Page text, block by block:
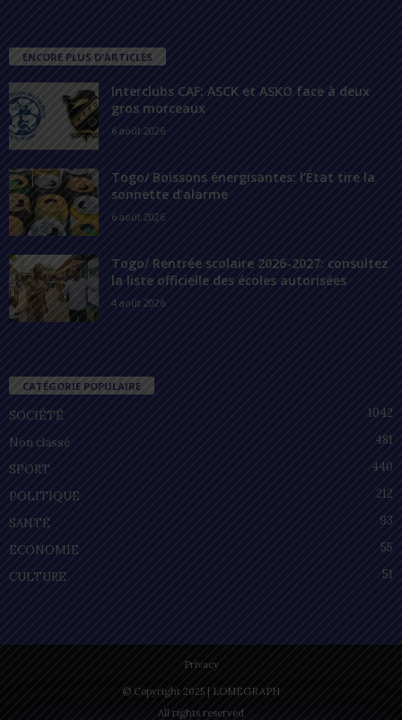
ENCORE PLUS D'ARTICLES
Interclubs CAF: ASCK et ASKO face à deux
gros morceaux
6 août 2026
Togo/ Boissons énergisantes: l’État tire la
sonnette d’alarme
6 août 2026
Togo/ Rentrée scolaire 2026-2027: consultez
la liste officielle des écoles autorisées
4 août 2026
CATÉGORIE POPULAIRE
SOCIÉTÉ
1042
Non classé
481
SPORT
440
POLITIQUE
212
SANTÉ
93
ECONOMIE
55
CULTURE
51
Privacy
© Copyright 2025 | LOMEGRAPH
All rights reserved